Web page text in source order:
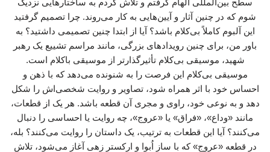
سطح بین‌المللی الهام گرفتم و تلاش کردم به ساختارهایی نزدیک
شوم که در چنین آثار و آیین‌هایی به کار می‌روند. چرا تصمیم گرفتید
این آلبوم کاملاً بی‌کلام باشد؟ آیا از ابتدا چنین تصمیمی داشتید؟ به
باور من، برای چنین رویدادهای بزرگی، مانند مراسم تشییع یک رهبر
شهید، موسیقی بی‌کلام تأثیرگذارتر از موسیقی باکلام است.
موسیقی بی‌کلام این فرصت را به شنونده می‌دهد که با ذهن و
احساس خود با اثر همراه شود، تصاویر و روایت شخصی‌اش را شکل
دهد و به نوعی خود، راوی و مجری آن قطعه باشد. هر یک از قطعات،
مانند «وداع»، «فراق» یا «عروج»، چه روایت یا احساسی را دنبال
می‌کنند؟ آیا این قطعات به ترتیب، یک داستان را روایت می‌کنند؟ بله،
در قطعه «عروج» که با ساز اُبوا و ارکستر زهی آغاز می‌شود، تلاش